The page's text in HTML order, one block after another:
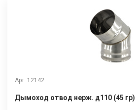
Арт. 12142
Дымоход отвод нерж. д110 (45 гр)